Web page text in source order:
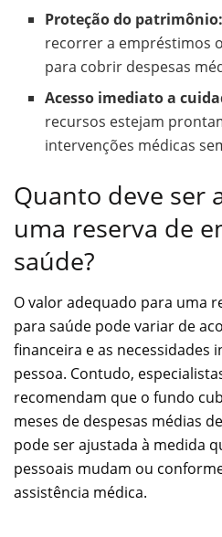
Proteção do
recorrer a empréstimos
para cobrir despesas
Acesso imediato a
recursos estejam
intervenções médicas
Quanto deve ser
uma reserva de
saúde?
O valor adequado para uma
para saúde pode variar de
financeira e as necessidades
pessoa. Contudo,
recomendam que o fundo
meses de despesas médias
pode ser ajustada à medida
pessoais mudam ou
assistência médica.